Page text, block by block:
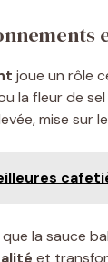
joue un rôle
la fleur de
mise sur
la sauce
et